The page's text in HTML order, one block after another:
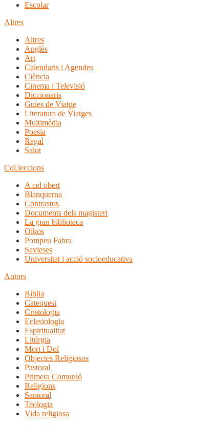
Escolar
Altres
Altres
Anglès
Art
Calendaris i Agendes
Ciència
Cinema i Televisió
Diccionaris
Guies de Viatge
Literatura de Viatges
Multimèdia
Poesia
Regal
Salut
Col.leccions
A cel obert
Blanquerna
Contrastos
Documents dels magisteri
La gran biblioteca
Oikos
Pompeu Fabra
Savieses
Universitat i acció socioeducativa
Autors
Bíblia
Catequesi
Cristologia
Eclesiologia
Espiritualitat
Litúrgia
Mort i Dol
Objectes Religiosos
Pastoral
Primera Comunió
Religions
Santoral
Teologia
Vida religiosa